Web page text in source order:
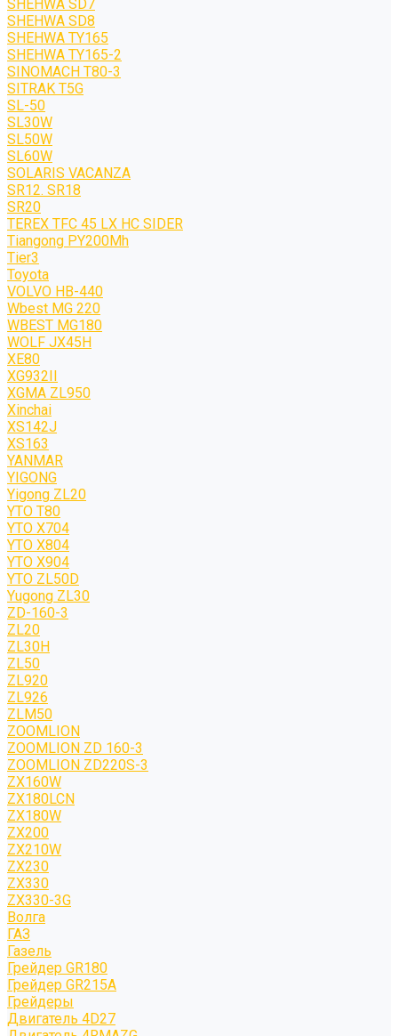
SHEHWA SD7
SHEHWA SD8
SHEHWA TY165
SHEHWA TY165-2
SINOMACH T80-3
SITRAK T5G
SL-50
SL30W
SL50W
SL60W
SOLARIS VACANZA
SR12. SR18
SR20
TEREX TFC 45 LX HC SIDER
Tiangong PY200Mh
Tier3
Toyota
VOLVO HB-440
Wbest MG 220
WBEST MG180
WOLF JХ45H
XE80
XG932II
XGMA ZL950
Xinchai
XS142J
XS163
YANMAR
YIGONG
Yigong ZL20
YTO T80
YTO X704
YTO X804
YTO X904
YTO ZL50D
Yugong ZL30
ZD-160-3
ZL20
ZL30H
ZL50
ZL920
ZL926
ZLM50
ZOOMLION
ZOOMLION ZD 160-3
ZOOMLION ZD220S-3
ZX160W
ZX180LCN
ZX180W
ZX200
ZX210W
ZX230
ZX330
ZX330-3G
Волга
ГАЗ
Газель
Грейдер GR180
Грейдер GR215A
Грейдеры
Двигатель 4D27